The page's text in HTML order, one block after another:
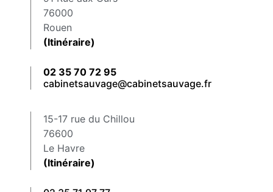
76000
Rouen
(Itinéraire)
02 35 70 72 95
cabinetsauvage@cabinetsauvage.fr
15-17 rue du Chillou
76600
Le Havre
(Itinéraire)